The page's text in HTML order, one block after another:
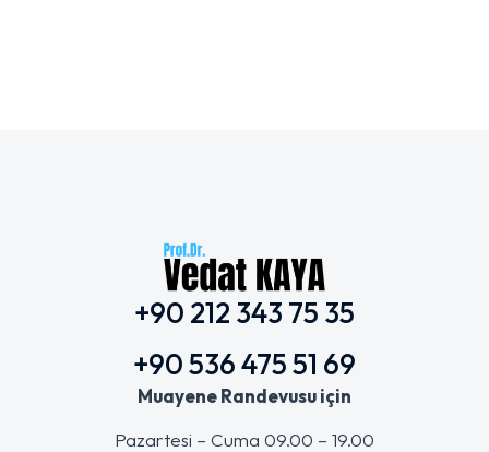
+90 212 343 75 35
+90 536 475 51 69
Muayene Randevusu için
Pazartesi – Cuma 09.00 – 19.00